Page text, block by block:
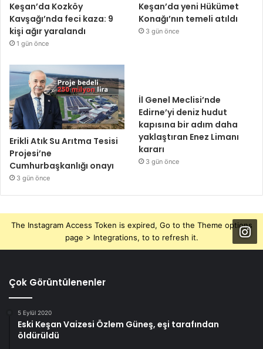
Keşan’da Kozköy
Kavşağı’nda feci kaza: 9
kişi ağır yaralandı
1 gün önce
Keşan’da yeni Hükümet
Konağı’nın temeli atıldı
3 gün önce
Erikli Atık Su Arıtma Tesisi
Projesi’ne
Cumhurbaşkanlığı onayı
3 gün önce
İl Genel Meclisi’nde
Edirne’yi deniz hudut
kapısına bir adım daha
yaklaştıran Enez Limanı
kararı
3 gün önce
The Instagram Access Token is expired, Go to the Theme options
page > Integrations, to to refresh it.
Çok Görüntülenenler
5 Eylül 2020
Eski Keşan Vaizesi Özlem Güneş, eşi tarafından
öldürüldü